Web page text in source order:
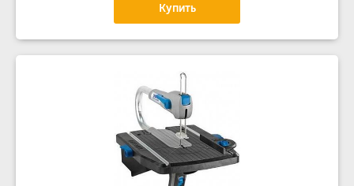
Купить